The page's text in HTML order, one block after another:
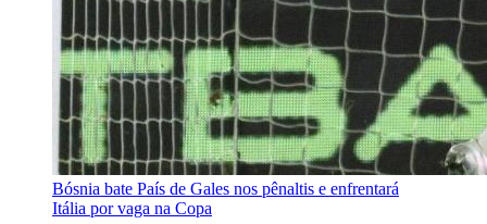
Bósnia bate País de Gales nos pênaltis e enfrentará
Itália por vaga na Copa